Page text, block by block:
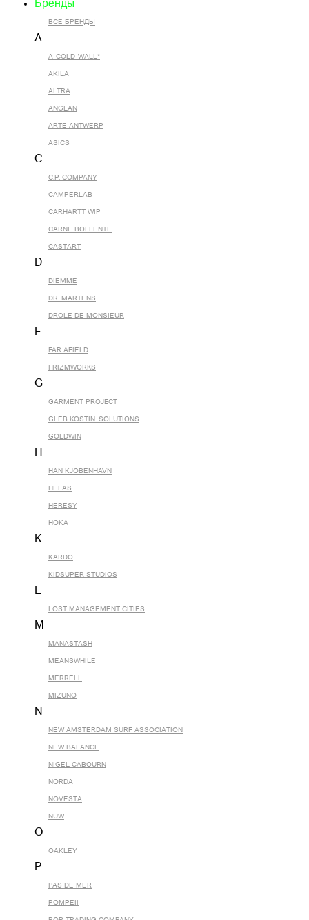
Бренды
ВСЕ БРЕНДЫ
A
A-COLD-WALL*
AKILA
ALTRA
ANGLAN
ARTE ANTWERP
ASICS
C
C.P. COMPANY
CAMPERLAB
CARHARTT WIP
CARNE BOLLENTE
CASTART
D
DIEMME
DR. MARTENS
DROLE DE MONSIEUR
F
FAR AFIELD
FRIZMWORKS
G
GARMENT PROJECT
GLEB KOSTIN .SOLUTIONS
GOLDWIN
H
HAN KJOBENHAVN
HELAS
HERESY
HOKA
K
KARDO
KIDSUPER STUDIOS
L
LOST MANAGEMENT CITIES
M
MANASTASH
MEANSWHILE
MERRELL
MIZUNO
N
NEW AMSTERDAM SURF ASSOCIATION
NEW BALANCE
NIGEL CABOURN
NORDA
NOVESTA
NUW
O
OAKLEY
P
PAS DE MER
POMPEII